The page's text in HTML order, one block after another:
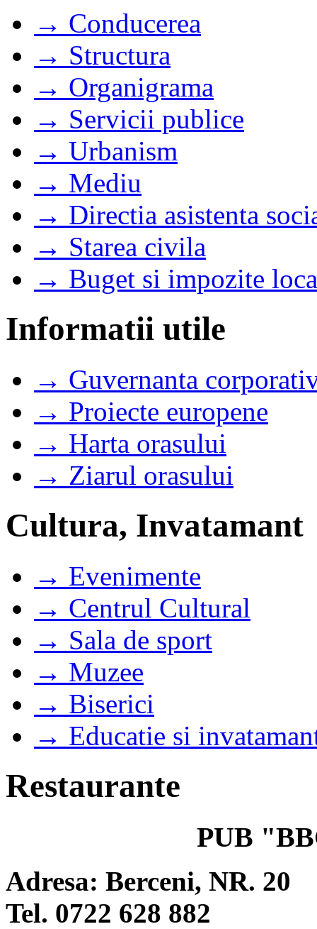
→ Conducerea
→ Structura
→ Organigrama
→ Servicii publice
→ Urbanism
→ Mediu
→ Directia asistenta
→ Starea civila
→ Buget si impozite
Informatii utile
→ Guvernanta
→ Proiecte europene
→ Harta orasului
→ Ziarul orasului
Cultura, Invatamant
→ Evenimente
→ Centrul Cultural
→ Sala de sport
→ Muzee
→ Biserici
→ Educatie si
Restaurante
PUB
Adresa: Berceni, NR. 20
Tel. 0722 628 882